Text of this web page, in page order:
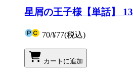
星屑の王子様【単話】 13
70/¥77(税込)
カートに追加